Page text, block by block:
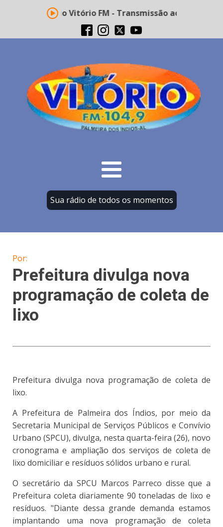
Rádio Vitório FM - Transmissão ao vivo
Sua rádio de todos os momentos
Por:
Prefeitura divulga nova
programação de coleta de
lixo
Prefeitura divulga nova programação de coleta de
lixo.
A Prefeitura de Palmeira dos Índios, por meio da
Secretaria Municipal de Serviços Públicos e Convívio
Urbano (SPCU), divulga, nesta quarta-feira (26), novo
cronograma e ampliação dos serviços de coleta de
lixo domiciliar e resíduos sólidos urbano e rural.
O secretário da SPCU Marcos Parreco disse que a
Prefeitura coleta diariamente 90 toneladas de lixo e
resíduos. "Diante dessa grande demanda estamos
implantando uma nova programação de coleta